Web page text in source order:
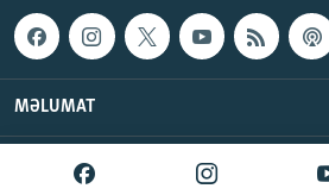
MƏLUMAT
AzadlıqRadiosu © 2026